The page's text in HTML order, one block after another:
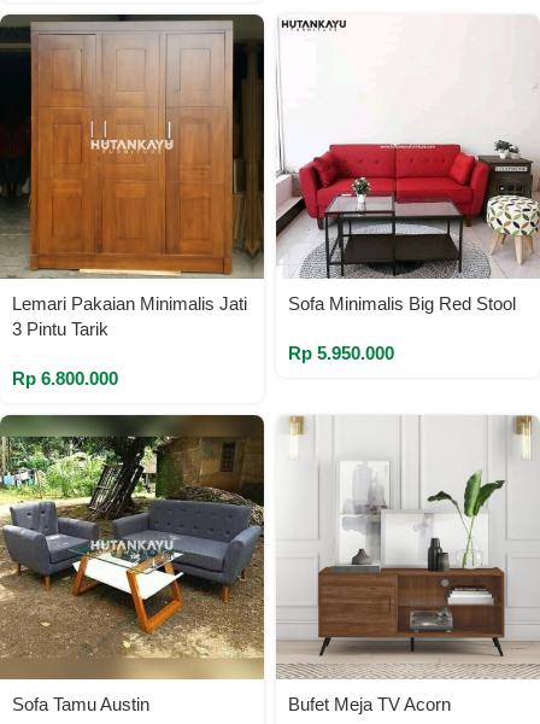
Lemari Pakaian Minimalis Jati
3 Pintu Tarik
Rp 6.800.000
Sofa Minimalis Big Red Stool
Rp 5.950.000
Sofa Tamu Austin Bufet Meja TV Acorn